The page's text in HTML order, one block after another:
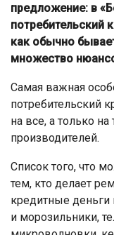
предложение: в
потребительский
как обычно
множество
Самая важная
потребительский
на все, а только
производителей.
Список того, что
тем, кто делает
кредитные
и морозильники,